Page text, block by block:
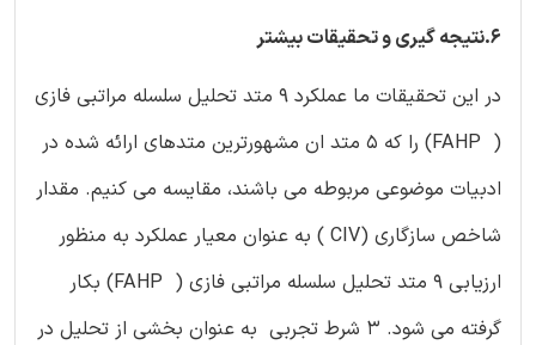
6.نتیجه گیری و تحقیقات بیشتر
در این تحقیقات ما عملکرد 9 متد تحلیل سلسله مراتبی فازی
( FAHP) را که 5 متد ان مشهورترین متدهای ارائه شده در
ادبیات موضوعی مربوطه می باشند، مقایسه می کنیم. مقدار
شاخص سازگاری (CIV ) به عنوان معیار عملکرد به منظور
ارزیابی 9 متد تحلیل سلسله مراتبی فازی ( FAHP) بکار
گرفته می شود. 3 شرط تجربی به عنوان بخشی از تحلیل در